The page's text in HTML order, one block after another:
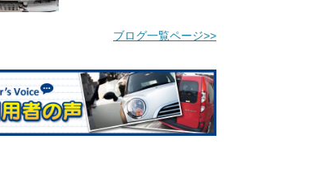
ブログ一覧ページ>>